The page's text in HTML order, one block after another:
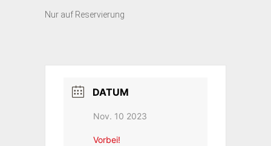
Nur auf Reservierung
DATUM
Nov. 10 2023
Vorbei!